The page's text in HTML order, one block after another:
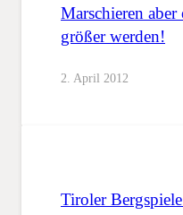
Marschieren
größer werden!
2. April 2012
Tiroler